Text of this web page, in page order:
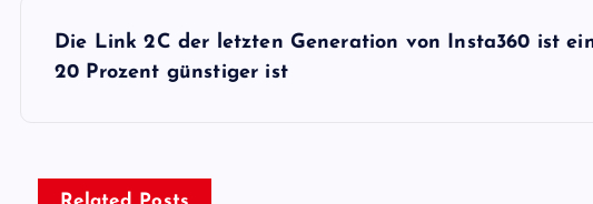
r
Die Link 2C der letzten Generation von Insta360 ist
20 Prozent günstiger ist